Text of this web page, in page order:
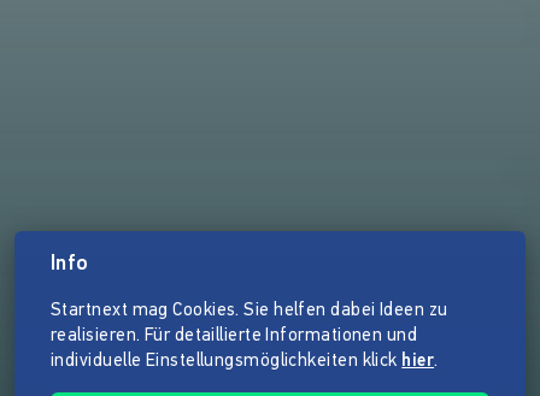
Info
Startnext mag Cookies. Sie helfen dabei Ideen zu
realisieren. Für detaillierte Informationen und
individuelle Einstellungsmöglichkeiten klick hier.